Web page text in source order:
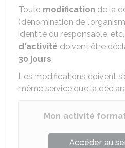
Toute modification de la
(dénomination de
identité du responsable,
d'activité doivent être
30 jours.
Les modifications doivent
même service que la
Mon activité
Accéder au